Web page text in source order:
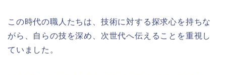
この時代の職人たちは、技術に対する探求心を持ちな
がら、自らの技を深め、次世代へ伝えることを重視し
ていました。